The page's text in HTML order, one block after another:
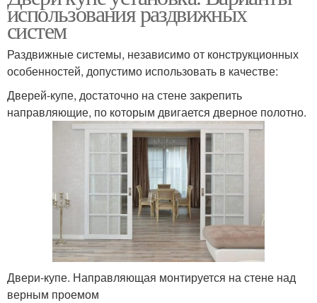
использования раздвижных
систем
Раздвижные системы, независимо от конструкционных
особенностей, допустимо использовать в качестве:
Дверей-купе, достаточно на стене закрепить
направляющие, по которым двигается дверное полотно.
Двери-купе. Направляющая монтируется на стене над
верным проемом